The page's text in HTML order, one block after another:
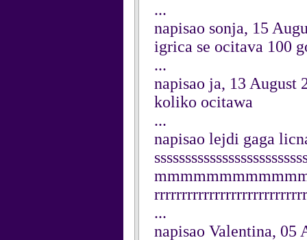
...
napisao sonja, 15
igrica se ocitava 100
...
napisao ja, 13 August
koliko ocitawa
...
napisao lejdi gaga
...
napisao Valentina, 05